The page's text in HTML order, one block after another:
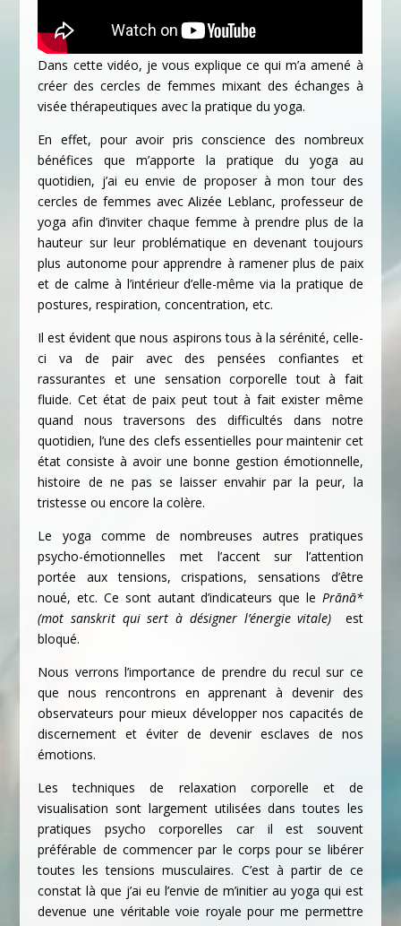
Dans cette vidéo, je vous explique ce qui m’a amené à
créer des cercles de femmes mixant des échanges à
visée thérapeutiques avec la pratique du yoga.
En effet, pour avoir pris conscience des nombreux
bénéfices que m’apporte la pratique du yoga au
quotidien, j’ai eu envie de proposer à mon tour des
cercles de femmes avec Alizée Leblanc, professeur de
yoga afin d’inviter chaque femme à prendre plus de la
hauteur sur leur problématique en devenant toujours
plus autonome pour apprendre à ramener plus de paix
et de calme à l’intérieur d’elle-même via la pratique de
postures, respiration, concentration, etc.
Il est évident que nous aspirons tous à la sérénité, celle-
ci va de pair avec des pensées confiantes et
rassurantes et une sensation corporelle tout à fait
fluide. Cet état de paix peut tout à fait exister même
quand nous traversons des difficultés dans notre
quotidien, l’une des clefs essentielles pour maintenir cet
état consiste à avoir une bonne gestion émotionnelle,
histoire de ne pas se laisser envahir par la peur, la
tristesse ou encore la colère.
Le yoga comme de nombreuses autres pratiques
psycho-émotionnelles met l’accent sur l’attention
portée aux tensions, crispations, sensations d’être
noué, etc. Ce sont autant d’indicateurs que le Prānā*
(mot sanskrit qui sert à désigner l’énergie vitale) est
bloqué.
Nous verrons l’importance de prendre du recul sur ce
que nous rencontrons en apprenant à devenir des
observateurs pour mieux développer nos capacités de
discernement et éviter de devenir esclaves de nos
émotions.
Les techniques de relaxation corporelle et de
visualisation sont largement utilisées dans toutes les
pratiques psycho corporelles car il est souvent
préférable de commencer par le corps pour se libérer
toutes les tensions musculaires. C’est à partir de ce
constat là que j’ai eu l’envie de m’initier au yoga qui est
devenue une véritable voie royale pour me permettre